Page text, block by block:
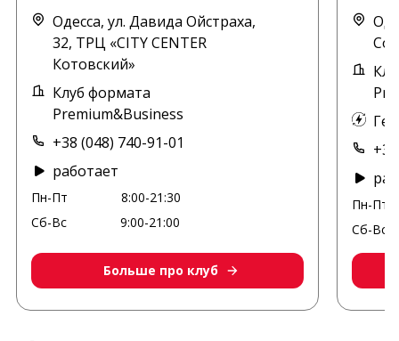
Одесса, ул. Давида Ойстраха,
32, ТРЦ «CITY CENTER
Котовский»
Клуб формата
Premium&Business
+38 (048) 740-91-01
работает
Пн-Пт
8:00-21:30
Сб-Вс
9:00-21:00
Больше про клуб
Пн-Пт
Сб-Вс